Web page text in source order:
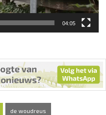
04:05
de woudreus